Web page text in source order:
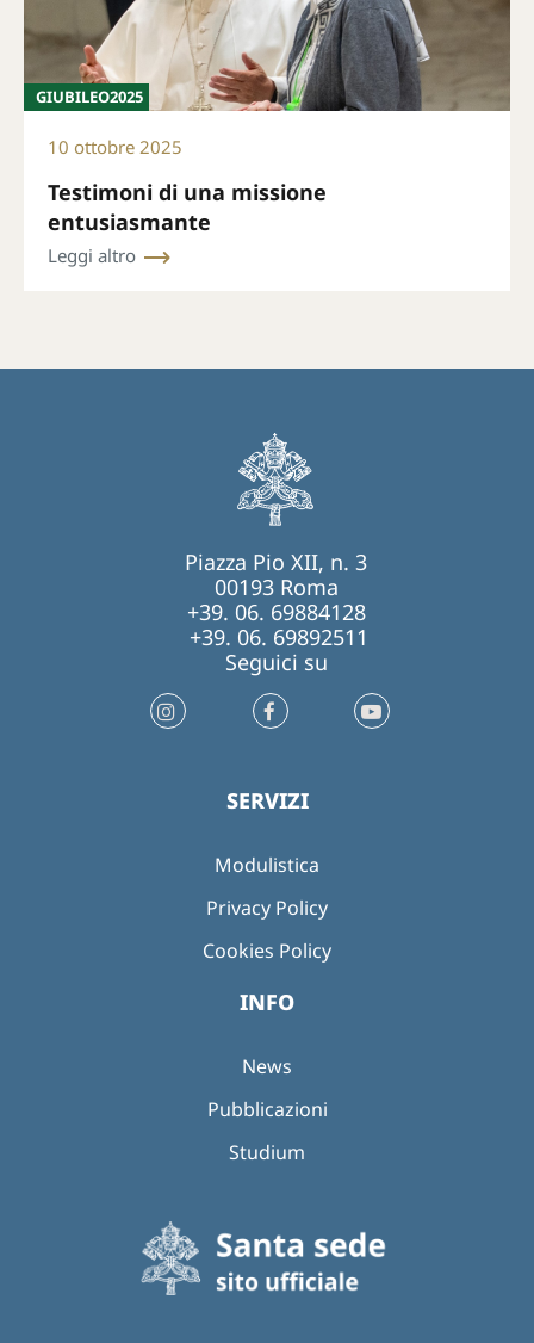
GIUBILEO2025
10 ottobre 2025
Testimoni di una missione
entusiasmante
Leggi altro
Piazza Pio XII, n. 3
00193 Roma
+39. 06. 69884128
+39. 06. 69892511
Seguici su
SERVIZI
Modulistica
Privacy Policy
Cookies Policy
INFO
News
Pubblicazioni
Studium